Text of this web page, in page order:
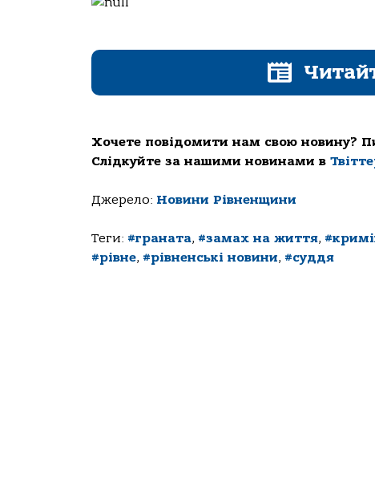
Хочете повідомити нам свою новину?
Слідкуйте за нашими новинами в
Джерело: Новини Рівненщини
Теги: #граната, #замах на життя,
#рівне, #рівненські новини, #суддя